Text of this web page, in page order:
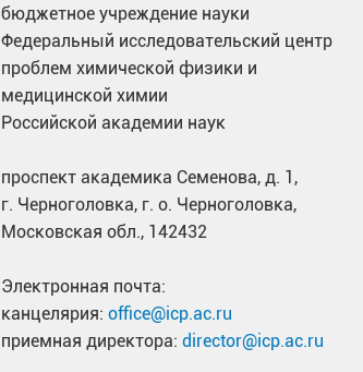
бюджетное учреждение науки
Федеральный исследовательский центр
проблем химической физики и
медицинской химии
Российской академии наук
проспект академика Семенова, д. 1,
г. Черноголовка, г. о. Черноголовка,
Московская обл., 142432
Электронная почта:
канцелярия: office@icp.ac.ru
приемная директора: director@icp.ac.ru